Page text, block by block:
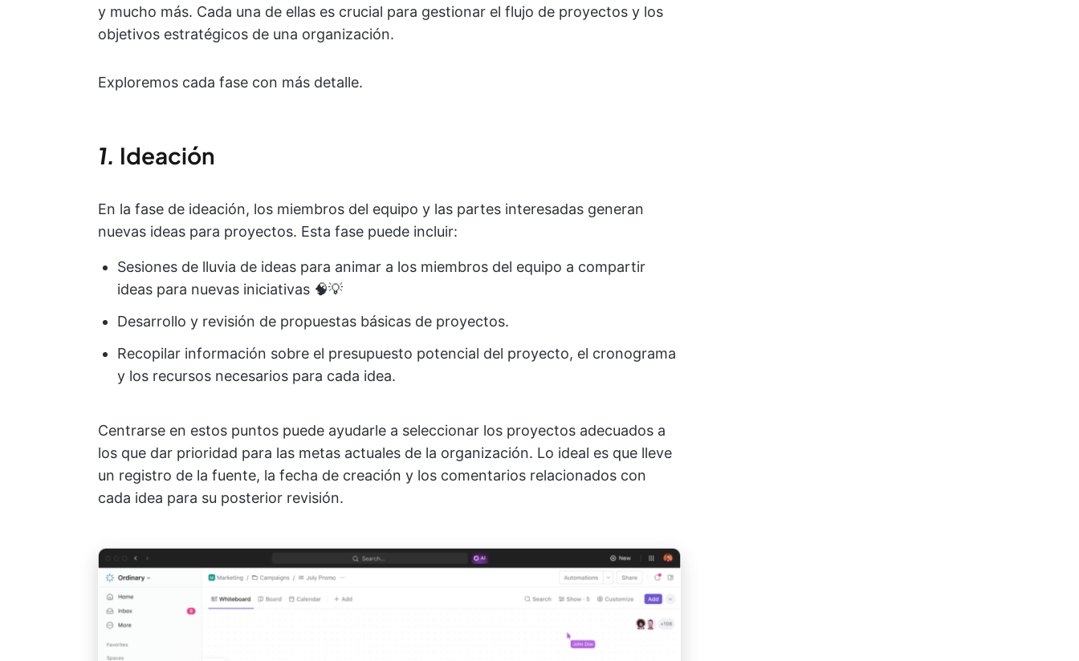
y mucho más. Cada una de ellas es crucial para gestionar el flujo de proyectos y los
objetivos estratégicos de una organización.
Exploremos cada fase con más detalle.
1. Ideación
En la fase de ideación, los miembros del equipo y las partes interesadas generan
nuevas ideas para proyectos. Esta fase puede incluir:
Sesiones de lluvia de ideas para animar a los miembros del equipo a compartir
ideas para nuevas iniciativas 🧠💡
Desarrollo y revisión de propuestas básicas de proyectos.
Recopilar información sobre el presupuesto potencial del proyecto, el cronograma
y los recursos necesarios para cada idea.
Centrarse en estos puntos puede ayudarle a seleccionar los proyectos adecuados a
los que dar prioridad para las metas actuales de la organización. Lo ideal es que lleve
un registro de la fuente, la fecha de creación y los comentarios relacionados con
cada idea para su posterior revisión.